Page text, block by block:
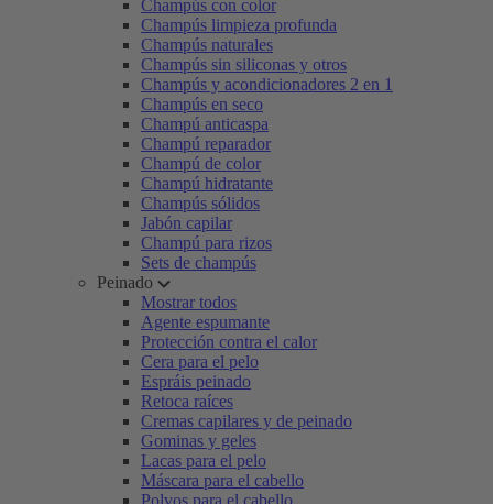
Champús con color
Champús limpieza profunda
Champús naturales
Champús sin siliconas y otros
Champús y acondicionadores 2 en 1
Champús en seco
Champú anticaspa
Champú reparador
Champú de color
Champú hidratante
Champús sólidos
Jabón capilar
Champú para rizos
Sets de champús
Peinado
Mostrar todos
Agente espumante
Protección contra el calor
Cera para el pelo
Espráis peinado
Retoca raíces
Cremas capilares y de peinado
Gominas y geles
Lacas para el pelo
Máscara para el cabello
Polvos para el cabello